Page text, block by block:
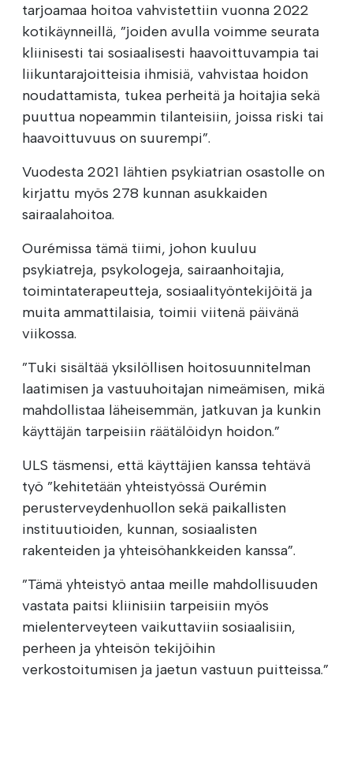
tarjoamaa hoitoa vahvistettiin vuonna 2022
kotikäynneillä, ”joiden avulla voimme seurata
kliinisesti tai sosiaalisesti haavoittuvampia tai
liikuntarajoitteisia ihmisiä, vahvistaa hoidon
noudattamista, tukea perheitä ja hoitajia sekä
puuttua nopeammin tilanteisiin, joissa riski tai
haavoittuvuus on suurempi”.
Vuodesta 2021 lähtien psykiatrian osastolle on
kirjattu myös 278 kunnan asukkaiden
sairaalahoitoa.
Ourémissa tämä tiimi, johon kuuluu
psykiatreja, psykologeja, sairaanhoitajia,
toimintaterapeutteja, sosiaalityöntekijöitä ja
muita ammattilaisia, toimii viitenä päivänä
viikossa.
”Tuki sisältää yksilöllisen hoitosuunnitelman
laatimisen ja vastuuhoitajan nimeämisen, mikä
mahdollistaa läheisemmän, jatkuvan ja kunkin
käyttäjän tarpeisiin räätälöidyn hoidon.”
ULS täsmensi, että käyttäjien kanssa tehtävä
työ ”kehitetään yhteistyössä Ourémin
perusterveydenhuollon sekä paikallisten
instituutioiden, kunnan, sosiaalisten
rakenteiden ja yhteisöhankkeiden kanssa”.
”Tämä yhteistyö antaa meille mahdollisuuden
vastata paitsi kliinisiin tarpeisiin myös
mielenterveyteen vaikuttaviin sosiaalisiin,
perheen ja yhteisön tekijöihin
verkostoitumisen ja jaetun vastuun puitteissa.”